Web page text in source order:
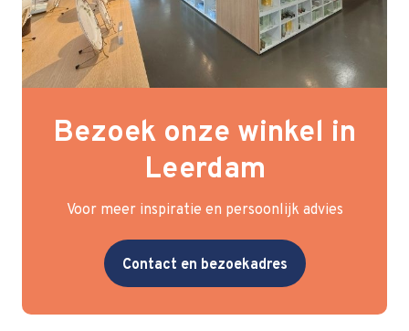
Bezoek onze winkel in
Leerdam
Voor meer inspiratie en persoonlijk advies
Contact en bezoekadres